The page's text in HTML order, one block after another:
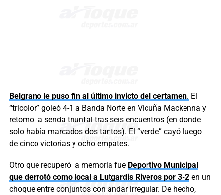
Belgrano le puso fin al último invicto del certamen. El
“tricolor” goleó 4-1 a Banda Norte en Vicuña Mackenna y
retomó la senda triunfal tras seis encuentros (en donde
solo había marcados dos tantos). El “verde” cayó luego
de cinco victorias y ocho empates.
Otro que recuperó la memoria fue Deportivo Municipal
que derrotó como local a Lutgardis Riveros por 3-2en un
choque entre conjuntos con andar irregular. De hecho,